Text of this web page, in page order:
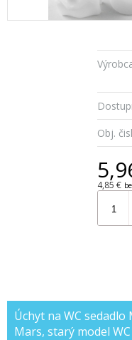
Obj.
4,85 €
Úchyt na WC sedadlo
Mars, starý model